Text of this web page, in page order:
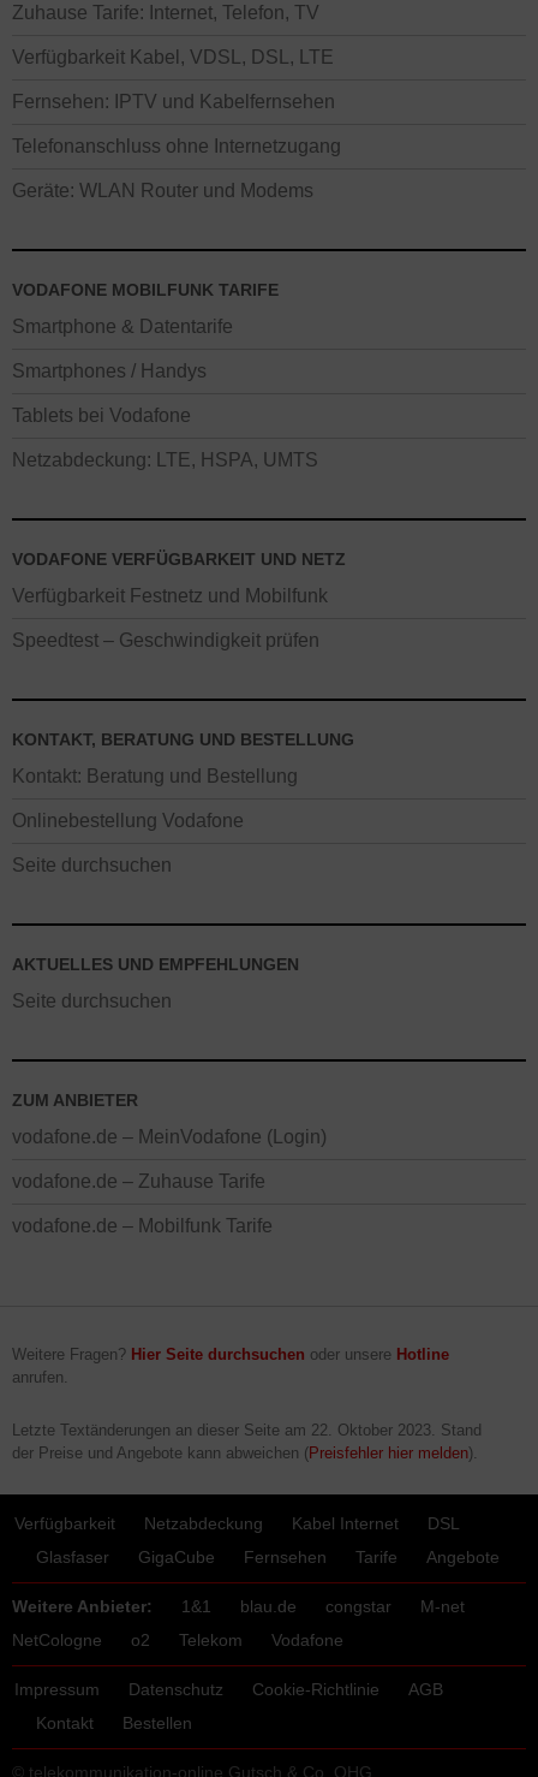
Zuhause Tarife: Internet, Telefon, TV
Verfügbarkeit Kabel, VDSL, DSL, LTE
Fernsehen: IPTV und Kabelfernsehen
Telefonanschluss ohne Internetzugang
Geräte: WLAN Router und Modems
VODAFONE MOBILFUNK TARIFE
Smartphone & Datentarife
Smartphones / Handys
Tablets bei Vodafone
Netzabdeckung: LTE, HSPA, UMTS
VODAFONE VERFÜGBARKEIT UND NETZ
Verfügbarkeit Festnetz und Mobilfunk
Speedtest – Geschwindigkeit prüfen
KONTAKT, BERATUNG UND BESTELLUNG
Kontakt: Beratung und Bestellung
Onlinebestellung Vodafone
Seite durchsuchen
AKTUELLES UND EMPFEHLUNGEN
Seite durchsuchen
ZUM ANBIETER
vodafone.de – MeinVodafone (Login)
vodafone.de – Zuhause Tarife
vodafone.de – Mobilfunk Tarife
Weitere Fragen? Hier Seite durchsuchen oder unsere Hotline
anrufen.
Letzte Textänderungen an dieser Seite am 22. Oktober 2023 . Stand
der Preise und Angebote kann abweichen (Preisfehler hier melden).
Verfügbarkeit Netzabdeckung Kabel Internet
DSL
Glasfaser
GigaCube Fernsehen Tarife Angebote
Weitere Anbieter: 1&1 blau.de congstar
M-net
NetCologne
o2 Telekom Vodafone
Impressum Datenschutz Cookie-Richtlinie
AGB
Kontakt
Bestellen
© telekommunikation-online Gutsch & Co. OHG